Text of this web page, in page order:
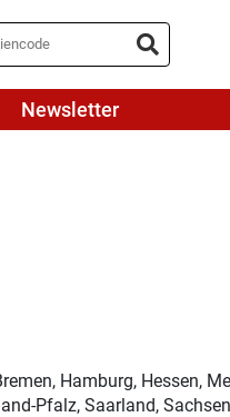
Newsletter
Hamburg, Hessen,
Pfalz, Saarland,